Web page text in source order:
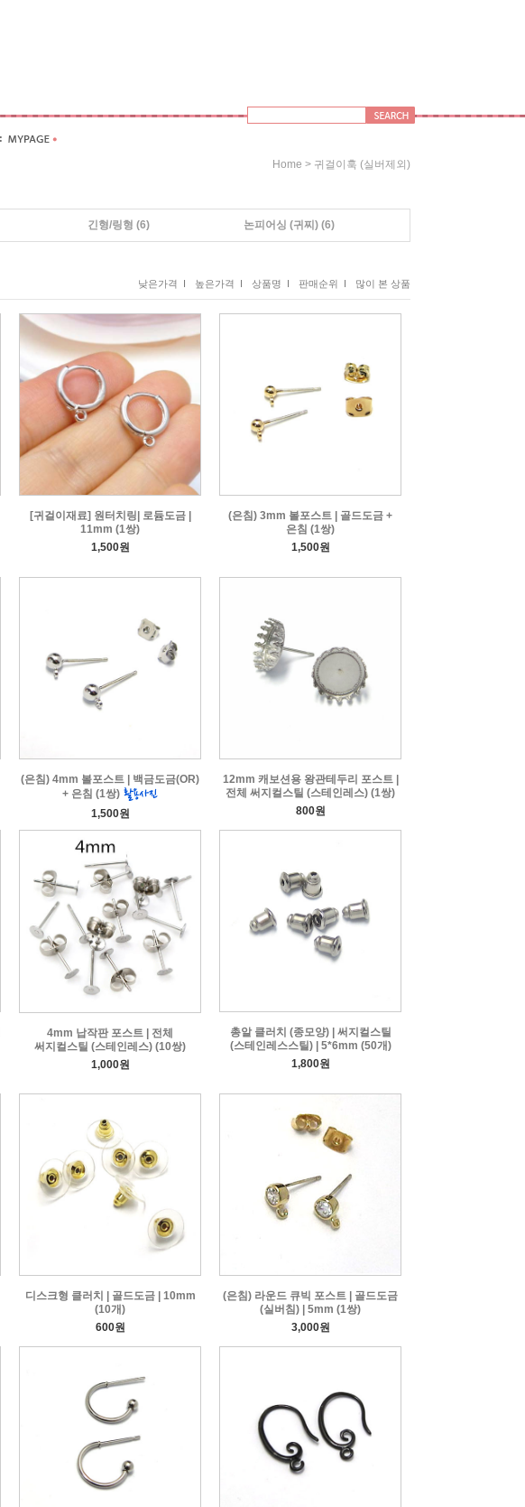
Home > 귀걸이훅 (실버제외)
긴형/링형 (6) 논피어싱 (귀찌) (6)
낮은가격 I 높은가격 I 상품명 I 판매순위 I 많이 본 상품
[귀걸이재료] 원터치링| 로듐도금 |
11mm (1쌍)
1,500원
(은침) 3mm 볼포스트 | 골드도금 +
은침 (1쌍)
1,500원
(은침) 4mm 볼포스트 | 백금도금(OR)
+ 은침 (1쌍)
1,500원
12mm 캐보션용 왕관테두리 포스트 |
전체 써지컬스틸 (스테인레스) (1쌍)
800원
4mm 납작판 포스트 | 전체
써지컬스틸 (스테인레스) (10쌍)
1,000원
총알 클러치 (종모양) | 써지컬스틸
(스테인레스스틸) | 5*6mm (50개)
1,800원
디스크형 클러치 | 골드도금 | 10mm
(10개)
600원
(은침) 라운드 큐빅 포스트 | 골드도금
(실버침) | 5mm (1쌍)
3,000원